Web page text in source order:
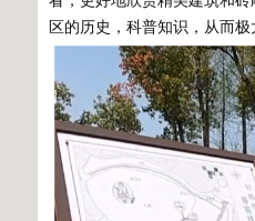
区的历史，科普知识，从而极